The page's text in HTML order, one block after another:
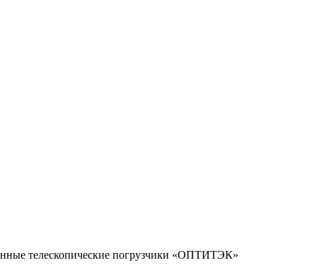
телескопические погрузчики «ОПТИТЭК»